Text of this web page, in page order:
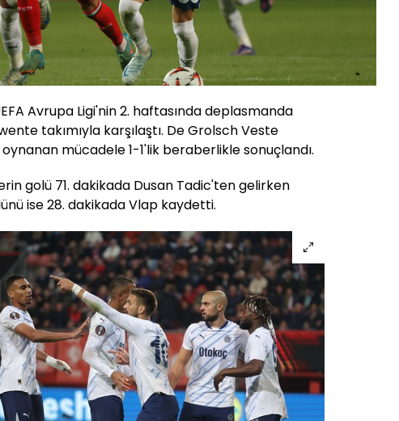
Avrupa Ligi'nin 2. haftasında deplasmanda
takımıyla karşılaştı. De Grolsch Veste
mücadele 1-1'lik beraberlikle sonuçlandı.
golü 71. dakikada Dusan Tadic'ten gelirken
ise 28. dakikada Vlap kaydetti.